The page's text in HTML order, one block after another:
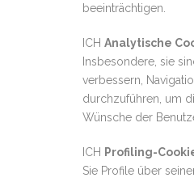
beeinträchtigen.
ICH Analytische
Insbesondere, sie
verbessern,
durchzuführen, um
Wünsche der
ICH Profiling-
Sie Profile über